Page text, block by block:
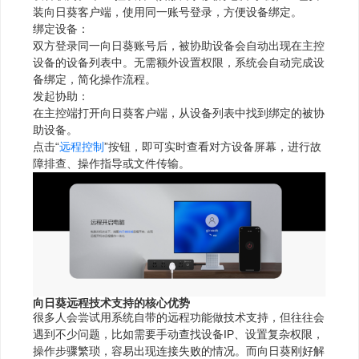
装向日葵客户端，使用同一账号登录，方便设备绑定。
绑定设备：
双方登录同一向日葵账号后，被协助设备会自动出现在主控
设备的设备列表中。无需额外设置权限，系统会自动完成设
备绑定，简化操作流程。
发起协助：
在主控端打开向日葵客户端，从设备列表中找到绑定的被协
助设备。
点击“远程控制”按钮，即可实时查看对方设备屏幕，进行故
障排查、操作指导或文件传输。
向日葵远程技术支持的核心优势
很多人会尝试用系统自带的远程功能做技术支持，但往往会
遇到不少问题，比如需要手动查找设备IP、设置复杂权限，
操作步骤繁琐，容易出现连接失败的情况。而向日葵刚好解